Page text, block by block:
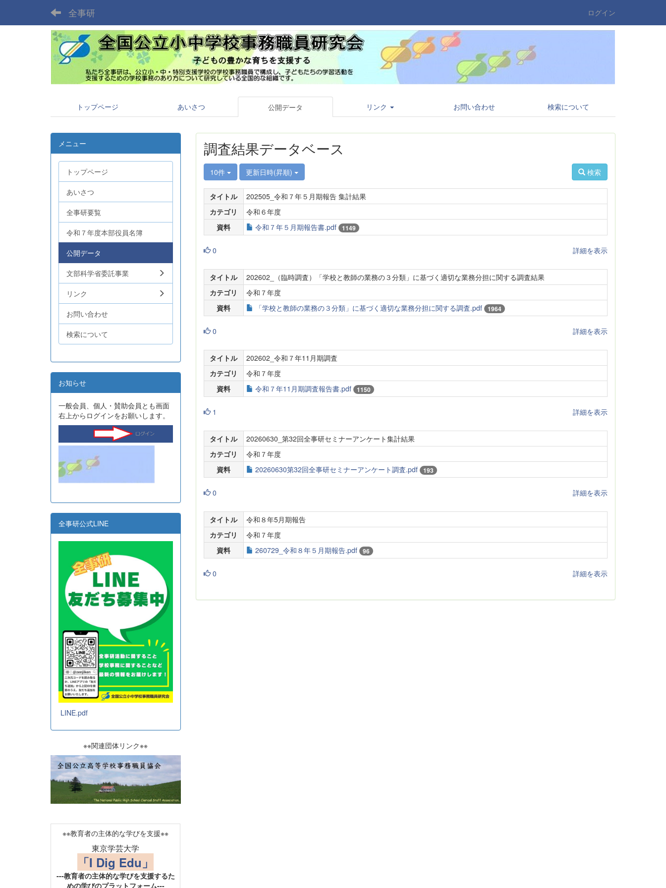
全事研 ログイン
トップページ あいさつ 公開データ リンク お問い合わせ 検索について
調査結果データベース
10件 更新日時(昇順) 検索
タイトル
202505_令和７年５月期報告 集計結果
カテゴリ
令和６年度
資料
令和７年５月期報告書.pdf 1149
0 詳細を表示
タイトル
202602_（臨時調査）「学校と教師の業務の３分類」に基づく適切な業務分担に関する調査結果
カテゴリ
令和７年度
資料
「学校と教師の業務の３分類」に基づく適切な業務分担に関する調査.pdf 1964
0 詳細を表示
タイトル
202602_令和７年11月期調査
カテゴリ
令和７年度
資料
令和７年11月期調査報告書.pdf 1150
1 詳細を表示
タイトル
20260630_第32回全事研セミナーアンケート集計結果
カテゴリ
令和７年度
資料
20260630第32回全事研セミナーアンケート調査.pdf 193
0 詳細を表示
タイトル
令和８年5月期報告
カテゴリ
令和７年度
資料
260729_令和８年５月期報告.pdf 96
0 詳細を表示
メニュー
トップページ
あいさつ
全事研要覧
令和７年度本部役員名簿
公開データ
文部科学省委託事業
リンク
お問い合わせ
検索について
お知らせ
一般会員、個人・賛助会員とも画面
右上からログインをお願いします。
全事研公式LINE
LINE.pdf
※※関連団体リンク※※
※※教育者の主体的な学びを支援※※
東京学芸大学
「I Dig Edu」
---教育者の主体的な学びを支援するた
めの学びのプラットフォーム---